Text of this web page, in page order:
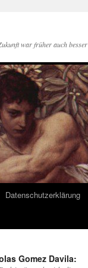
war früher auch besser
Datenschutzerklärung
Gomez Davila: